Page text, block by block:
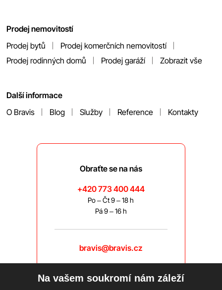
Prodej nemovitostí
Prodej bytů
Prodej komerčních nemovitostí
Prodej rodinných domů
Prodej garáží Zobrazit vše
Další informace
O Bravis
Blog Služby Reference Kontakty
Obraťte se na nás
+420 773 400 444
Po – Čt 9 – 18 h
Pá 9 – 16 h
bravis@bravis.cz
Na vašem soukromí nám záleží